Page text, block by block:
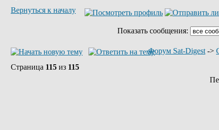
Вернуться к началу
Показать сообщения:
Форум Sat-Digest ->
Страница 115 из 115